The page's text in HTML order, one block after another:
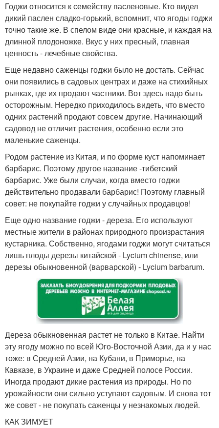
Годжи относится к семейству пасленовые. Кто видел
дикий паслен сладко-горький, вспомнит, что ягоды годжи
точно такие же. В спелом виде они красные, и каждая на
длинной плодоножке. Вкус у них пресный, главная
ценность - лечебные свойства.
Еще недавно саженцы годжи было не достать. Сейчас
они появились в садовых центрах и даже на стихийных
рынках, где их продают частники. Вот здесь надо быть
осторожным. Нередко приходилось видеть, что вместо
одних растений продают совсем другие. Начинающий
садовод не отличит растения, особенно если это
маленькие саженцы.
Родом растение из Китая, и по форме куст напоминает
барбарис. Поэтому другое название -тибетский
барбарис. Уже были случаи, когда вместо годжи
действительно продавали барбарис! Поэтому главный
совет: не покупайте годжи у случайных продавцов!
Еще одно название годжи - дереза. Его используют
местные жители в районах природного произрастания
кустарника. Собственно, ягодами годжи могут считаться
лишь плоды дерезы китайской - Lycium chinense, или
дерезы обыкновенной (варварской) - Lycium barbarum.
Дереза обыкновенная растет не только в Китае. Найти
эту ягоду можно по всей Юго-Восточной Азии, да и у нас
тоже: в Средней Азии, на Кубани, в Приморье, на
Кавказе, в Украине и даже Средней полосе России.
Иногда продают дикие растения из природы. Но по
урожайности они сильно уступают садовым. И снова тот
же совет - не покупать саженцы у незнакомых людей.
КАК ЗИМУЕТ